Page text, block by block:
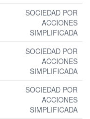
SOCIEDAD POR
ACCIONES
SIMPLIFICADA
SOCIEDAD POR
ACCIONES
SIMPLIFICADA
SOCIEDAD POR
ACCIONES
SIMPLIFICADA